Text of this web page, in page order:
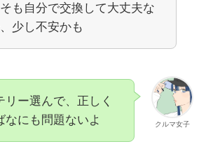
も自分で交換して大丈夫な
少し不安かも
クルマ女子
リー選んで、正しく
なにも問題ないよ